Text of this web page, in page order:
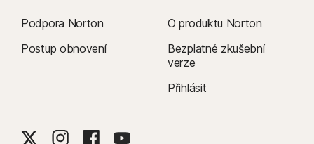
Podpora Norton
Postup obnovení
O produktu Norton
Bezplatné zkušební
verze
Přihlásit